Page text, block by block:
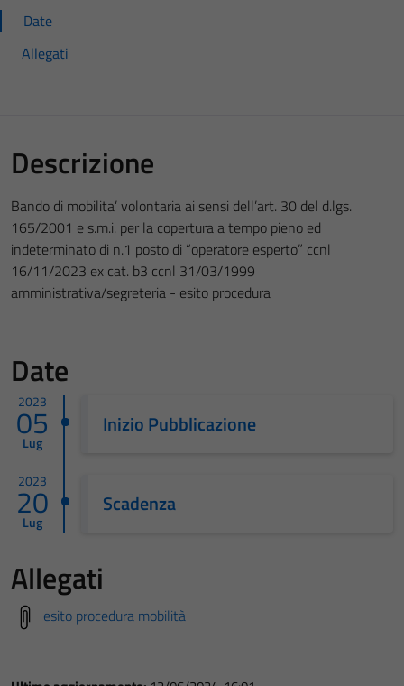
Date
Allegati
Descrizione
Bando di mobilita’ volontaria ai sensi dell’art. 30 del d.lgs.
165/2001 e s.m.i. per la copertura a tempo pieno ed
indeterminato di n.1 posto di “operatore esperto” ccnl
16/11/2023 ex cat. b3 ccnl 31/03/1999
amministrativa/segreteria - esito procedura
Date
2023
05
Lug
Inizio Pubblicazione
2023
20
Lug
Scadenza
Allegati
esito procedura mobilità